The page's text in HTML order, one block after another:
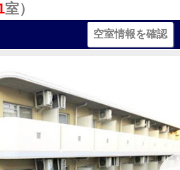
室）
空室情報を確認